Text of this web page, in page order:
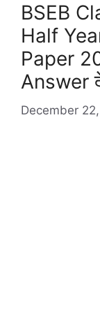
BSEB
Half
Paper
Answer
December